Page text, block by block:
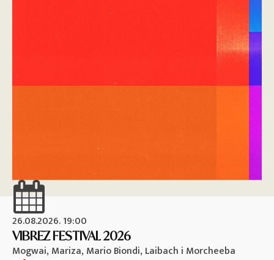
26.08.2026. 19:00
VIBREZ FESTIVAL 2026
Mogwai, Mariza, Mario Biondi, Laibach i Morcheeba